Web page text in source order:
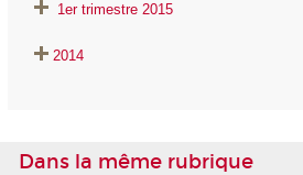
1er trimestre 2015
2014
Dans la même rubrique